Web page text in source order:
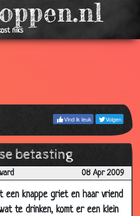
niks
Vind ik leuk Volgen
betasting
08 Apr 2009
een knappe griet en haar vriend
te drinken, komt er een klein
3.88